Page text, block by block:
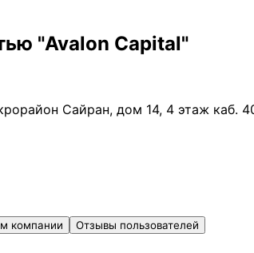
"Avalon Capital"
Сайран, дом 14, 4 этаж каб.
компании
Отзывы пользователей